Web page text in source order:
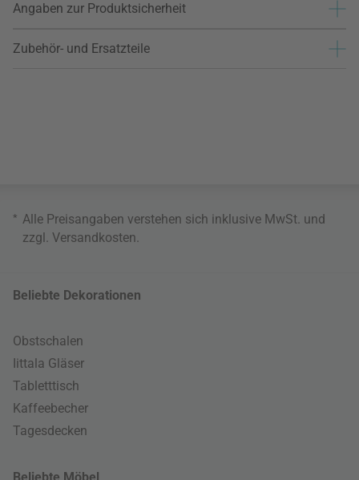
Angaben zur Produktsicherheit
Zubehör- und Ersatzteile
* Alle Preisangaben verstehen sich inklusive MwSt. und
zzgl. Versandkosten
Beliebte Dekorationen
Obstschalen
Iittala Gläser
Tabletttisch
Kaffeebecher
Tagesdecken